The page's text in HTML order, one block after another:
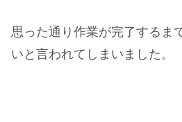
思った通り作業が完了するま
いと言われてしまいました。